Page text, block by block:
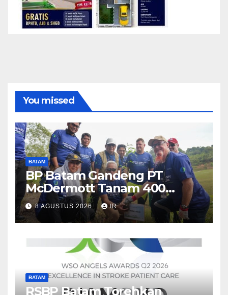
You missed
BATAM
BP Batam Gandeng PT
McDermott Tanam 400
Bambu Betung di Waduk
Nongsa
8 AGUSTUS 2026 IR
BATAM
RSBP Batam Torehkan